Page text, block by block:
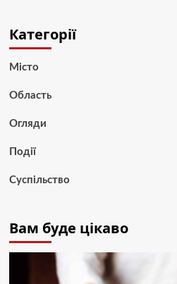
Категорії
Місто
Область
Огляди
Події
Суспільство
Вам буде цікаво